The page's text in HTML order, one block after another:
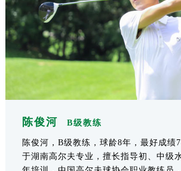
陈俊河 B级教练
陈俊河，B级教练，球龄8年，最好成绩
于湖南高尔夫专业，擅长指导初、中级